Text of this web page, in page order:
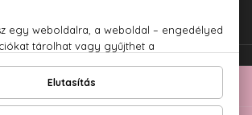
Fel az oldal tetejére!